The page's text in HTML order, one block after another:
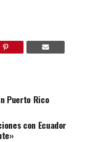
Puerto Rico
con Ecuador